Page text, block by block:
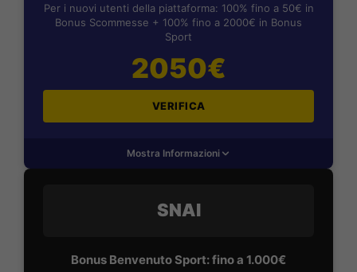
Per i nuovi utenti della piattaforma: 100% fino a 50€ in
Bonus Scommesse + 100% fino a 2000€ in Bonus
Sport
2050€
VERIFICA
Mostra Informazioni
SNAI
Bonus Benvenuto Sport: fino a 1.000€